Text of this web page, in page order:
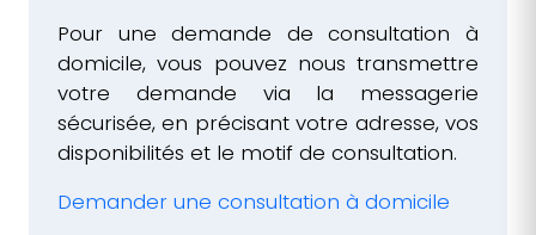
Pour une demande de consultation à
domicile, vous pouvez nous transmettre
votre demande via la messagerie
sécurisée, en précisant votre adresse, vos
disponibilités et le motif de consultation.
Demander une consultation à domicile